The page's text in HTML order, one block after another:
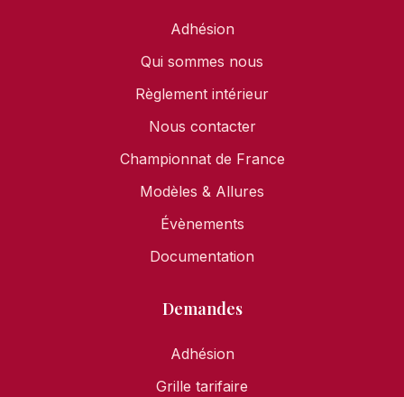
Adhésion
Qui sommes nous
Règlement intérieur
Nous contacter
Championnat de France
Modèles & Allures
Évènements
Documentation
Demandes
Adhésion
Grille tarifaire